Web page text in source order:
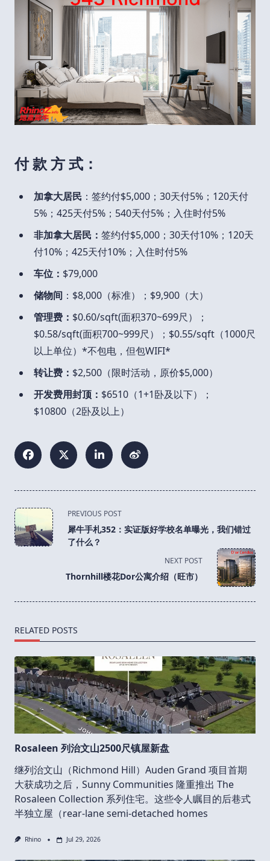
付 款 方 式：
加拿大居民 ：签约付$5,000；30天付5%；120天付
5%；425天付5%；540天付5%；入住时付5%
非加拿大居民： 签约付$5,000；30天付10%；120天
付10%；425天付10%；入住时付5%
车位： $79,000
储物间 ：$8,000（标准）；$9,900（大）
管理费： $0.60/sqft(面积370~699尺）；
$0.58/sqft(面积700~999尺）；$0.55/sqft（1000尺
以上单位）*不包电，但包WIFI*
转让费： $2,500（限时活动，原价$5,000）
开发费用封顶： $6510（1+1卧及以下）；
$10800（2卧及以上）
<span
class="nav-
subtitle
PREVIOUS POST
犀牛手札352：实证版好学校名单曝光，我们错过
了什么？
NEXT POST
Thornhill楼花Dor公寓介绍（旺市）
RELATED POSTS
Rosaleen 列治文山2500尺镇屋新盘
继列治文山（Richmond Hill）Auden Grand 项目首期
大获成功之后，Sunny Communities 隆重推出 The
Rosaleen Collection 系列住宅。这些令人瞩目的后巷式
半独立屋（rear-lane semi-detached homes
Rhino Jul 29, 2026